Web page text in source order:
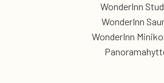
WonderInn
WonderInn
WonderInn